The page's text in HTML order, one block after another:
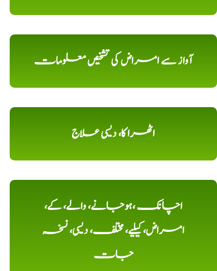
آواز سے امراض کی تشخیص معلومات
اٹھرا کا، دیسی علاج
اچانک ،ہوجانے، والے، کے،
امراض، کیلیے، مختلف، دیسی، نسخہ
جات